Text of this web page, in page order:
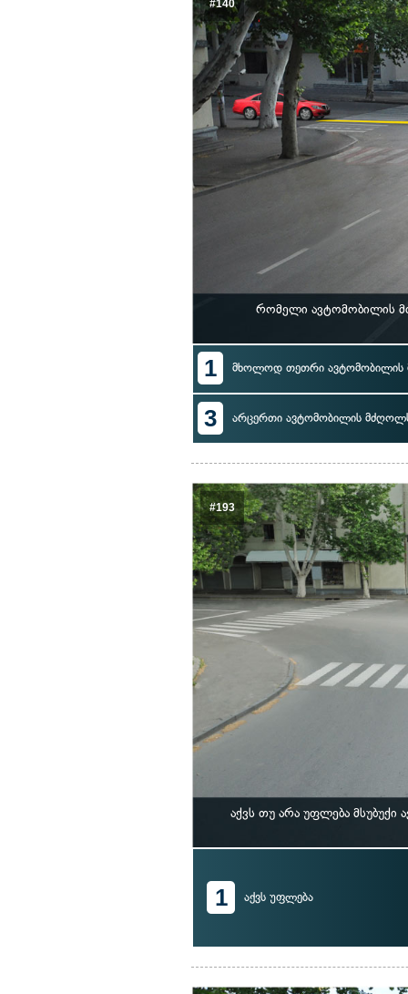
#140
რომელი ავტომობილის
1 მხოლოდ თეთრი ავტომობილის
3 არცერთი ავტომობილის
#193
აქვს თუ არა უფლება
1 აქვს უფლება